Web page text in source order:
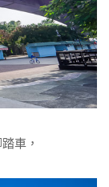
車，